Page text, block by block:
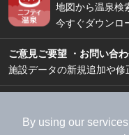
By using our
地図から温泉検
今すぐダウンロ
ご意見ご要望 ・お問い合
施設データの新規追加や修
加盟店募集（